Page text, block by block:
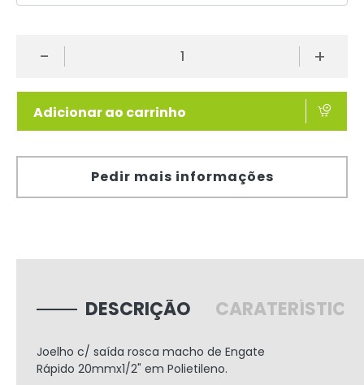
- +
Adicionar ao carrinho
Pedir mais informações
DESCRIÇÃO
Joelho c/ saída rosca macho de Engate
Rápido 20mmx1/2" em Polietileno.